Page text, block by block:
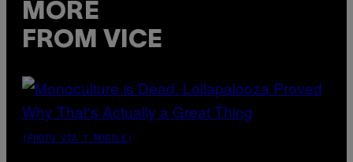
MORE
FROM VICE
(PHOTO VIA T-MOBILE)